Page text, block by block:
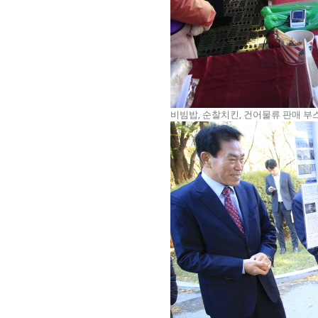
비빔밥, 순찰치킨, 건어물류 판매 부